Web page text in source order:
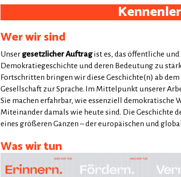
Wer wir sind
Unser gesetzlicher Auftragist es, das öffentliche
Demokratiegeschichte und deren Bedeutung zu
Fortschritten bringen wir diese Geschichte(n) ab
Gesellschaft zur Sprache. Im Mittelpunkt unserer
Sie machen erfahrbar, wie essenziell demokratische
Miteinander damals wie heute sind. Die Geschichte
eines größeren Ganzen – der europäischen und
Was wir tun